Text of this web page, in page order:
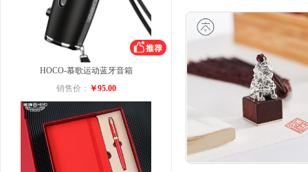
HOCO-慕歌运动蓝牙音箱
销售价： ￥95.00